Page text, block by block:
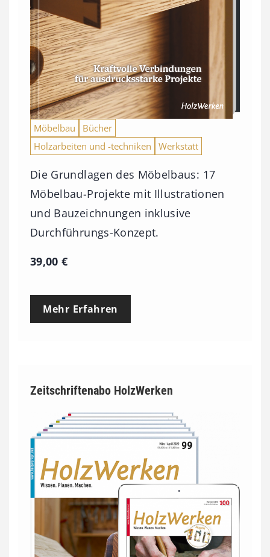
Möbelbau
Bücher
Holzarbeiten und -techniken
Werkstatt
Die Grundlagen des Möbelbaus: 17
Möbelbau-Projekte mit Illustrationen
und Bauzeichnungen inklusive
Durchführungs-Konzept.
39,00€
Mehr Erfahren
Zeitschriftenabo HolzWerken